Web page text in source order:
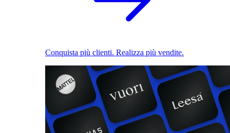
Conquista più clienti. Realizza più vendite.